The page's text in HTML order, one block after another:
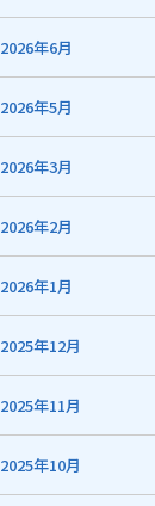
2026年6月
2026年5月
2026年3月
2026年2月
2026年1月
2025年12月
2025年11月
2025年10月